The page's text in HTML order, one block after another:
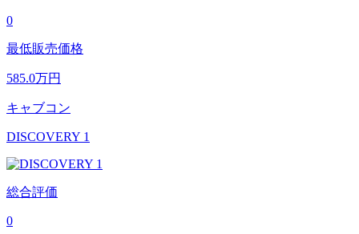
0
最低販売価格
585.0万円
キャブコン
DISCOVERY 1
総合評価
0